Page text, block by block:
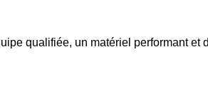
qualifiée, un matériel performant